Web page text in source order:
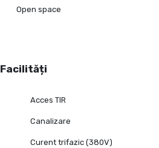
Open space
Facilități
Acces TIR
Canalizare
Curent trifazic (380V)